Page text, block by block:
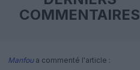
COMMENTAIRES
Manfoua commenté l'article :